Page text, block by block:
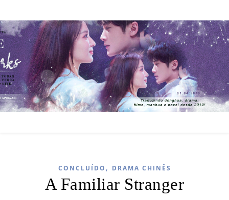
CONCLUÍDO , DRAMA CHINÊS
A Familiar Stranger